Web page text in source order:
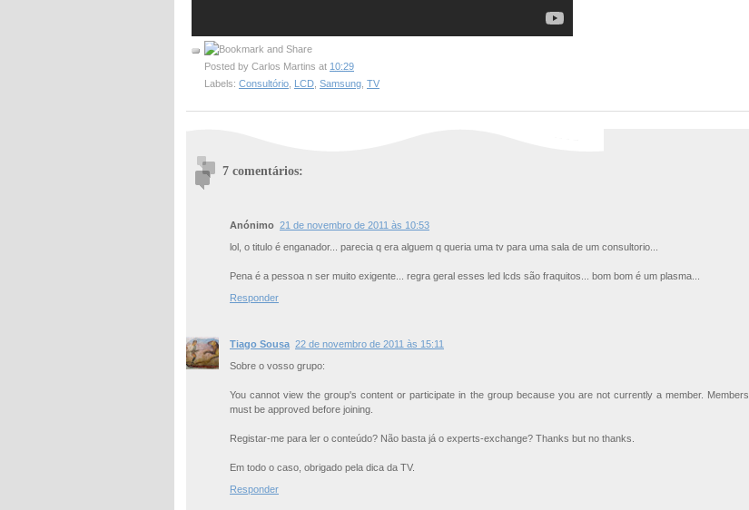
Posted by Carlos Martins at 10:29
Labels: Consultório, LCD, Samsung, TV
7 comentários:
Anónimo 21 de novembro de 2011 às 10:53
lol, o titulo é enganador... parecia q era alguem q queria uma tv para uma sala de um consultorio...
Pena é a pessoa n ser muito exigente... regra geral esses led lcds são fraquitos... bom bom é um plasma...
Responder
Tiago Sousa 22 de novembro de 2011 às 15:11
Sobre o vosso grupo:
You cannot view the group's content or participate in the group because you are not currently a member. Members
must be approved before joining.
Registar-me para ler o conteúdo? Não basta já o experts-exchange? Thanks but no thanks.
Em todo o caso, obrigado pela dica da TV.
Responder